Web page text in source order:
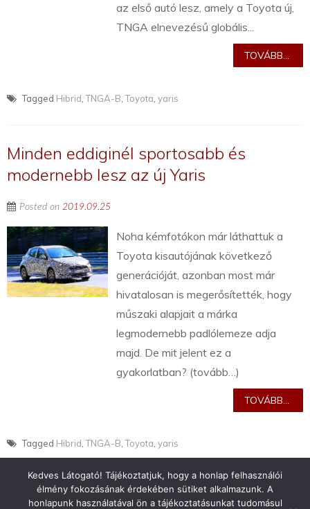
az első autó lesz, amely a Toyota új,
TNGA elnevezésű globális...
TOVÁBB...
Tagged Hibrid ,TNGA-B ,Toyota yaris
Minden eddiginél sportosabb és
modernebb lesz az új Yaris
Posted on 2019.09.25
Noha kémfotókon már láthattuk a
Toyota kisautójának következő
generációját, azonban most már
hivatalosan is megerősítették, hogy
műszaki alapjait a márka
legmodernebb padlólemeze adja
majd. De mit jelent ez a
gyakorlatban? (tovább…)
TOVÁBB...
Tagged Hibrid ,TNGA-B ,Toyota yaris
Kedves Látogató! Tájékoztatjuk, hogy a honlap felhasználói
élmény fokozásának érdekében sütiket alkalmazunk. A
honlapunk használatával ön a tájékoztatásunkat tudomásul